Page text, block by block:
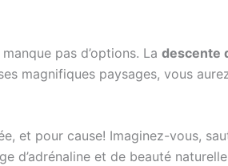
manque pas d’options. La descente
magnifiques paysages, vous
et pour cause! Imaginez-vous,
d’adrénaline et de beauté